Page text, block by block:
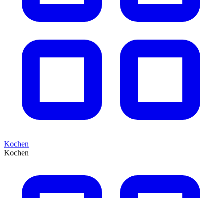
Kochen
Kochen